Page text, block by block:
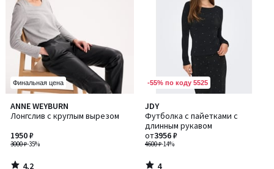
Финальная цена
ANNE WEYBURN
Лонгслив с круглым вырезом
3000 ₽-35%
1950 ₽
4,2
/ 5
4,2
-55% по коду 5525
JDY
Футболка с пайетками с
длинным рукавом
4600 ₽-14%
от3956 ₽
4
/
5
4